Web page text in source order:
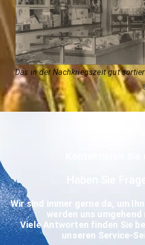
Das in der Nachkriegszeit gut
Wir sind immer gerne da, um
werden uns umgehend
Viele Antworten finden Sie
unseren Service-